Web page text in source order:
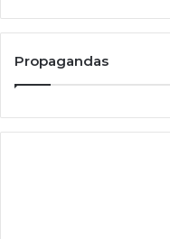
Propagandas